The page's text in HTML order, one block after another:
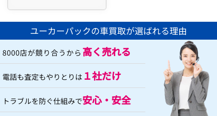
ユーカーパックの車買取が選ばれる理由
8000店が競り合うから 高く売れる
電話も査定もやりとりは １社だけ
トラブルを防ぐ仕組みで安心・安全